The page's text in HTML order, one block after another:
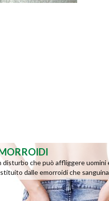
disturbo che può affliggere uomini
dalle emorroidi che